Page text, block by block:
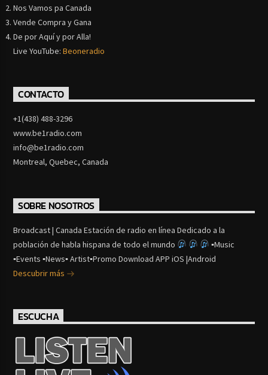
Nos Vamos pa Canada
Vende Compra y Gana
De por Aquí y por Alla!
Live YouTube:Beoneradio
CONTACTO
+1(438) 488-3296
www.be1radio.com
info@be1radio.com
Montreal, Quebec, Canada
SOBRE NOSOTROS
Broadcast | Canada Estación de radio en línea Dedicado a la
población de habla hispana de todo el mundo
▪Music
▪Events ▪News▪ Artist▪Promo Download APP iOS |Android
Descubrir más
ESCUCHA